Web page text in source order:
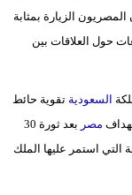
بيئة
مدوَّنات
فيديو
الزيارة بمثابة
حول العلاقات بين
السعودية تقوية حائط
مصر
بعد ثورة 30
التي استمر عليها الملك